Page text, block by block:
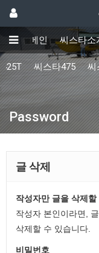
메인 씨스타소
씨스타475 씨
Password
글 삭제
작성자만 글을 삭제
작성자 본인이라면,
삭제할 수 있습니다.
비밀번호